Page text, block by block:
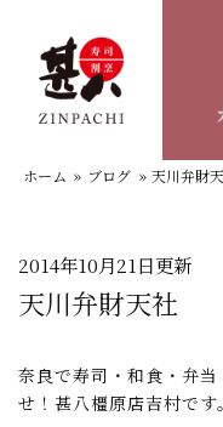
ホーム » ブログ » 天川弁財
2014年10月21日更新
天川弁財天社
奈良で寿司・和食・弁
せ！甚八橿原店吉村です。